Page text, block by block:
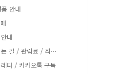
안내
내
길 / 관람료 / 좌⋯
터 / 카카오톡 구독